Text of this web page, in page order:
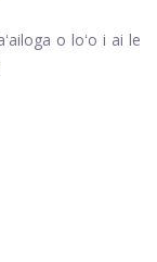
o loʻo i ai le